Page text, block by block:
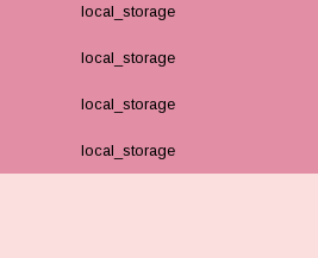
local_storage
local_storage
local_storage
local_storage